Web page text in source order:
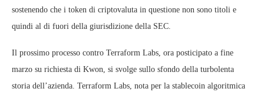
sostenendo che i token di criptovaluta in questione non sono titoli e
quindi al di fuori della giurisdizione della SEC.
Il prossimo processo contro Terraform Labs, ora posticipato a fine
marzo su richiesta di Kwon, si svolge sullo sfondo della turbolenta
storia dell’azienda. Terraform Labs, nota per la stablecoin algoritmica